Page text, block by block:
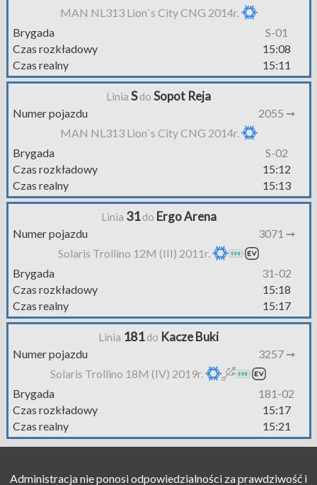
MAN NL313 Lion`s City CNG 2014r.
Brygada
S-01
Czas rozkładowy
15:08
Czas realny
15:11
Linia Sdo Sopot Reja
Numer pojazdu
2055 ➞
MAN NL313 Lion`s City CNG 2014r.
Brygada
S-02
Czas rozkładowy
15:12
Czas realny
15:13
Linia 31do Ergo Arena
Numer pojazdu
3071 ➞
Solaris Trollino 12M (III) 2011r.
Brygada
31-02
Czas rozkładowy
15:18
Czas realny
15:17
Linia 181do Kacze Buki
Numer pojazdu
3257 ➞
Solaris Trollino 18M (IV) 2019r.
Brygada
181-02
Czas rozkładowy
15:17
Czas realny
15:21
Administracja nie ponosi odpowiedzialności za prawdziwość i